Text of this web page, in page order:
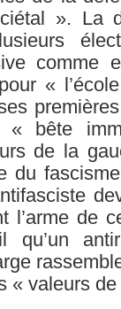
». La
comme
«
« bête
de la
du
l’arme de
qu’un
« valeurs